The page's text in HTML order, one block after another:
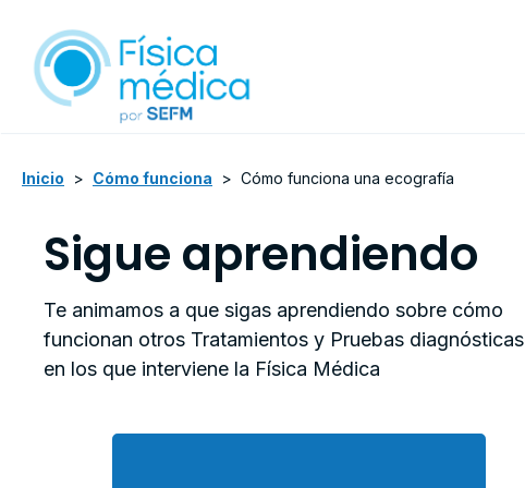
Inicio > Cómo funciona > Cómo funciona una ecografía
Sigue aprendiendo
Te animamos a que sigas aprendiendo sobre cómo
funcionan otros Tratamientos y Pruebas diagnósticas
en los que interviene la Física Médica